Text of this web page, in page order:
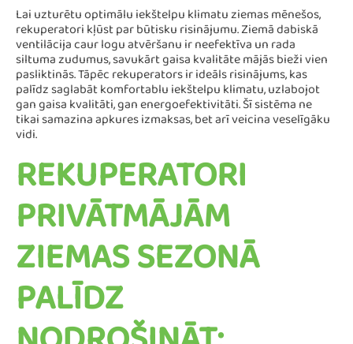
Lai uzturētu optimālu iekštelpu klimatu ziemas mēnešos,
rekuperatori kļūst par būtisku risinājumu. Ziemā dabiskā
ventilācija caur logu atvēršanu ir neefektīva un rada
siltuma zudumus, savukārt gaisa kvalitāte mājās bieži vien
pasliktinās. Tāpēc rekuperators ir ideāls risinājums, kas
palīdz saglabāt komfortablu iekštelpu klimatu, uzlabojot
gan gaisa kvalitāti, gan energoefektivitāti. Šī sistēma ne
tikai samazina apkures izmaksas, bet arī veicina veselīgāku
vidi.
REKUPERATORI
PRIVĀTMĀJĀM
ZIEMAS SEZONĀ
PALĪDZ